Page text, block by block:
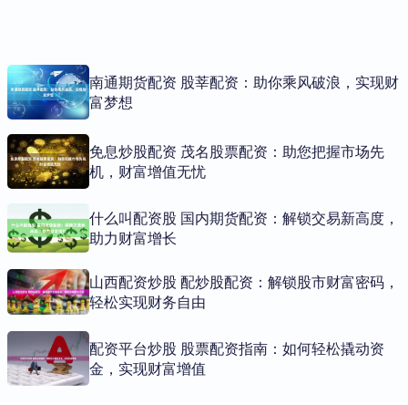
南通期货配资 股莘配资：助你乘风破浪，实现财
富梦想
免息炒股配资 茂名股票配资：助您把握市场先
机，财富增值无忧
什么叫配资股 国内期货配资：解锁交易新高度，
助力财富增长
山西配资炒股 配炒股配资：解锁股市财富密码，
轻松实现财务自由
配资平台炒股 股票配资指南：如何轻松撬动资
金，实现财富增值